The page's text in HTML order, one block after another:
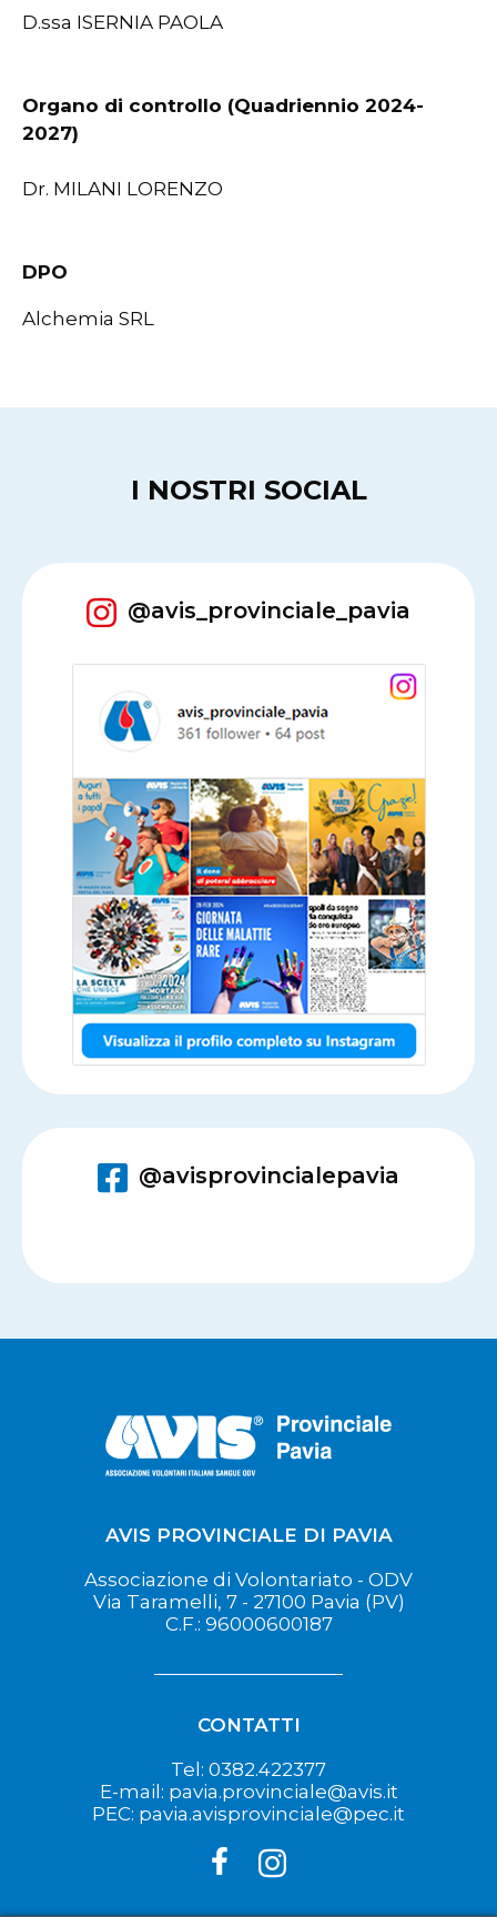
D.ssa ISERNIA PAOLA
Organo di controllo (Quadriennio 2024-
2027)
Dr. MILANI LORENZO
DPO
Alchemia SRL
I NOSTRI SOCIAL
@avis_provinciale_pavia
@avisprovincialepavia
AVIS PROVINCIALE DI PAVIA
Associazione di Volontariato - ODV
Via Taramelli, 7 - 27100 Pavia (PV)
C.F.: 96000600187
CONTATTI
Tel: 0382.422377
E-mail: pavia.provinciale@avis.it
PEC: pavia.avisprovinciale@pec.it